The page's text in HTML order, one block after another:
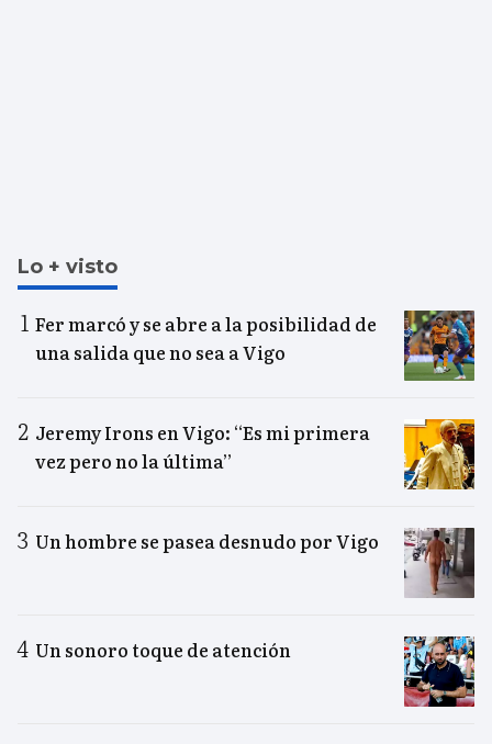
Lo + visto
Fer marcó y se abre a la posibilidad de
una salida que no sea a Vigo
Jeremy Irons en Vigo: “Es mi primera
vez pero no la última”
Un hombre se pasea desnudo por Vigo
Un sonoro toque de atención